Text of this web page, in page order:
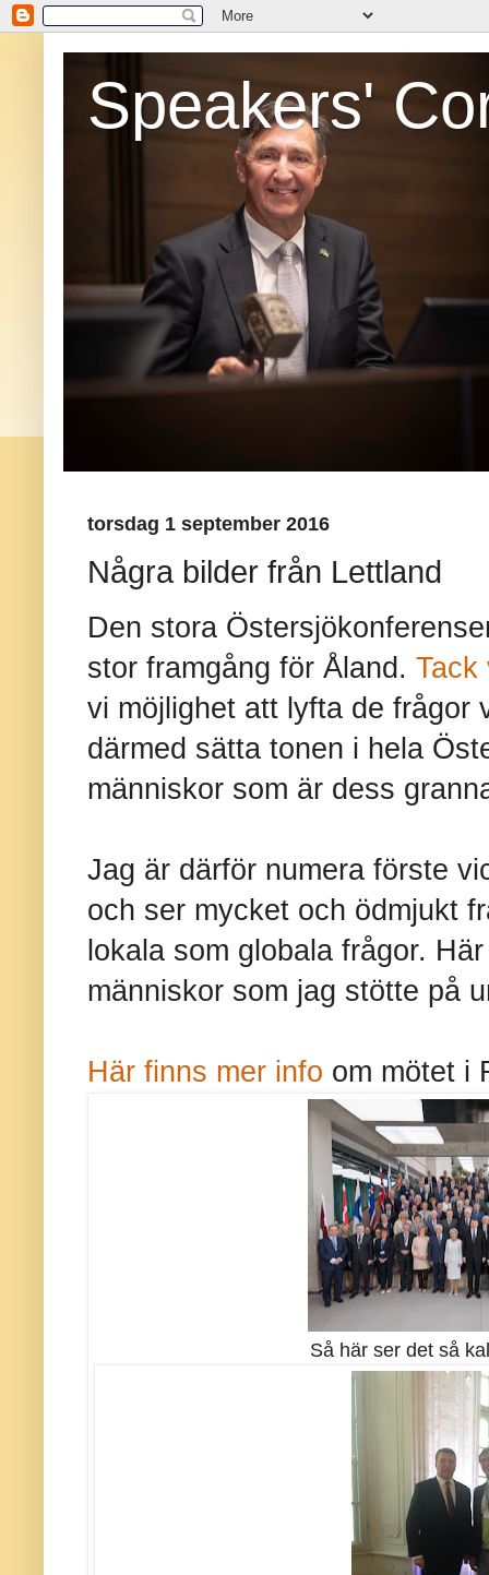
Speakers'
torsdag 1 september 2016
Några bilder från Lettland
Den stora
stor framgång för Åland. Tack
vi möjlighet att lyfta de frågor
därmed sätta tonen i hela
människor som är dess
Jag är därför numera förste
och ser mycket och ödmjukt
lokala som globala frågor.
människor som jag stötte på
Här finns mer info om mötet i
Så här ser det så